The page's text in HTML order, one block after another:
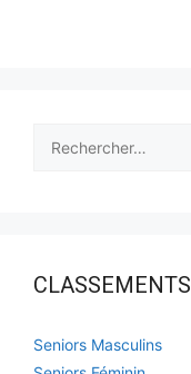
CLASSEMENTS
Seniors Masculins